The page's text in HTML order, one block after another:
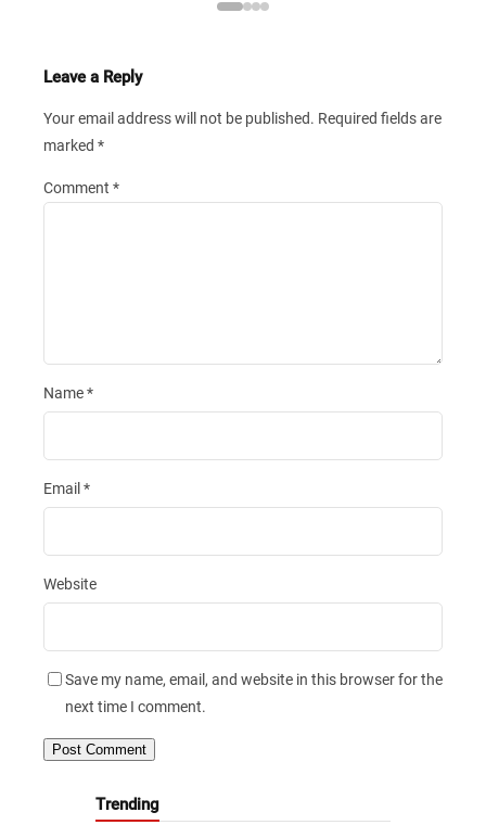
Leave a Reply
Your email address will not be published. Required fields are
marked *
Comment *
Name*
Email *
Website
Save my name, email, and website in this browser for the
next time I comment.
Trending